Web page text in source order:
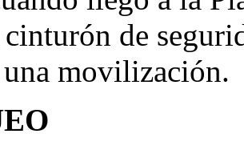
de
una movilización.